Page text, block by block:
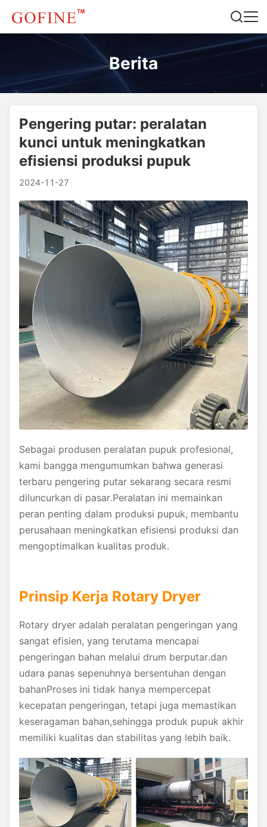
Berita
Pengering putar: peralatan
kunci untuk meningkatkan
efisiensi produksi pupuk
2024-11-27
Sebagai produsen peralatan pupuk profesional,
kami bangga mengumumkan bahwa generasi
terbaru pengering putar sekarang secara resmi
diluncurkan di pasar.Peralatan ini memainkan
peran penting dalam produksi pupuk, membantu
perusahaan meningkatkan efisiensi produksi dan
mengoptimalkan kualitas produk.
Prinsip Kerja Rotary Dryer
Rotary dryer adalah peralatan pengeringan yang
sangat efisien, yang terutama mencapai
pengeringan bahan melalui drum berputar.dan
udara panas sepenuhnya bersentuhan dengan
bahanProses ini tidak hanya mempercepat
kecepatan pengeringan, tetapi juga memastikan
keseragaman bahan,sehingga produk pupuk akhir
memiliki kualitas dan stabilitas yang lebih baik.